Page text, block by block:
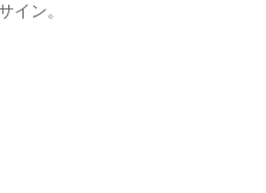
イン。